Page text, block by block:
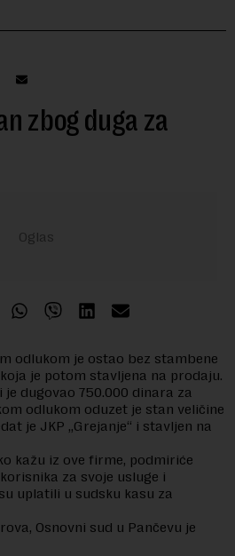
zbog duga za
odlukom je ostao bez stambene
je potom stavljena na prodaju.
je dugovao 750.000 dinara za
odlukom oduzet je stan veličine
je JKP „Grejanje“ i stavljen na
kažu iz ove firme, podmiriće
za svoje usluge i
uplatili u sudsku kasu za
Osnovni sud u Pančevu je